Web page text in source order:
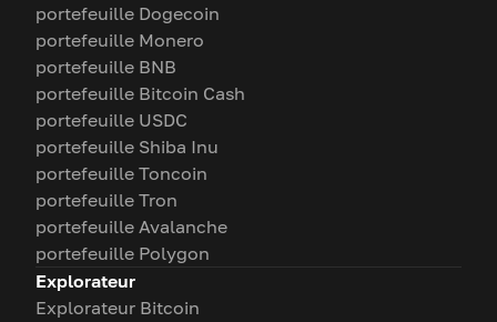
portefeuille Dogecoin
portefeuille Monero
portefeuille BNB
portefeuille Bitcoin Cash
portefeuille USDC
portefeuille Shiba Inu
portefeuille Toncoin
portefeuille Tron
portefeuille Avalanche
portefeuille Polygon
Explorateur
Explorateur Bitcoin